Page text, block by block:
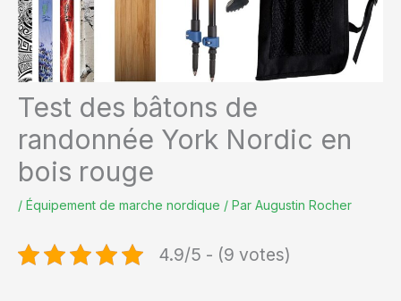
Test des bâtons de
randonnée York Nordic en
bois rouge
/ Équipement de marche nordique / Par Augustin Rocher
4.9/5 - (9 votes)